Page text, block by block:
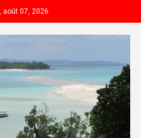
août 07, 2026